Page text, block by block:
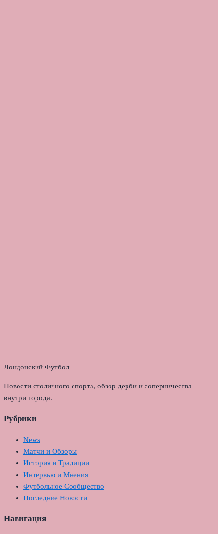
Лондонский Футбол
Новости столичного спорта, обзор дерби и соперничества
внутри города.
Рубрики
News
Матчи и Обзоры
История и Традиции
Интервью и Мнения
Футбольное Сообщество
Последние Новости
Навигация